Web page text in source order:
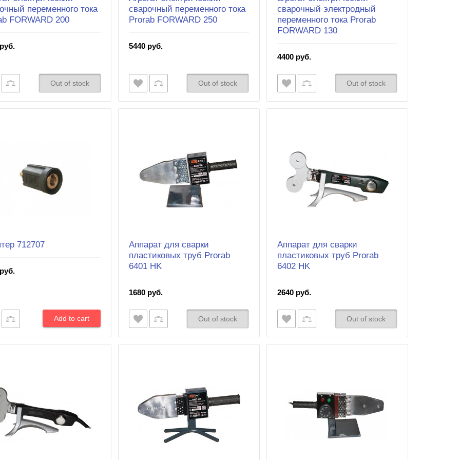
переменного тока
FORWARD 200
Out of stock
сварочный переменного тока
Prorab FORWARD 250
5440 руб.
Out of stock
сварочный электродный
переменного тока Prorab
FORWARD 130
4400 руб.
Out of stock
712707
Аппарат для сварки
пластиковых труб Prorab
6401 HK
1680 руб.
Out of stock
Аппарат для сварки
пластиковых труб Prorab
6402 HK
2640 руб.
Out of stock